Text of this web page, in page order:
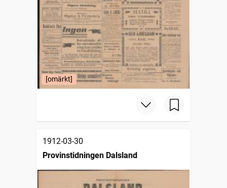
[omärkt]
1912-03-30
Provinstidningen Dalsland